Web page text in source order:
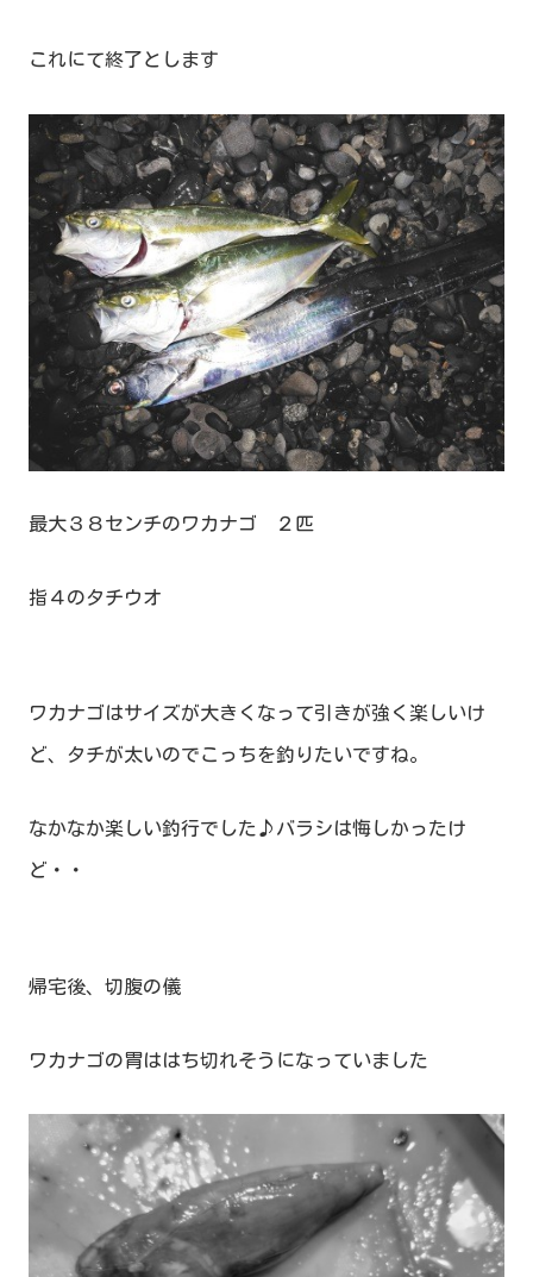
これにて終了とします
最大３８センチのワカナゴ ２匹
指４のタチウオ
ワカナゴはサイズが大きくなって引きが強く楽しいけ
ど、タチが太いのでこっちを釣りたいですね。
なかなか楽しい釣行でした♪バラシは悔しかったけ
ど・・
帰宅後、切腹の儀
ワカナゴの胃ははち切れそうになっていました